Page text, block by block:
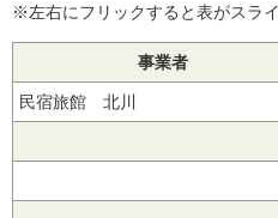
※左右にフリックすると表がスライ
事業者
民宿旅館 北川